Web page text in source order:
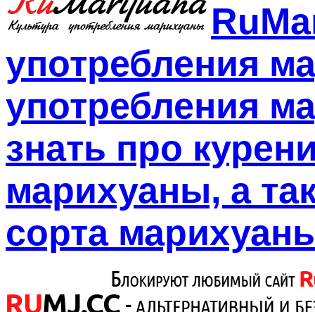
употребления
употребления
знать про
марихуаны, а
сорта